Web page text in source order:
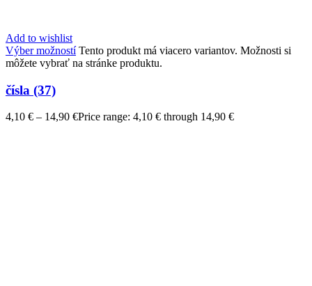
Add to wishlist
Výber možností Tento produkt má viacero variantov. Možnosti si
môžete vybrať na stránke produktu.
čísla (37)
4,10 € – 14,90 €Price range: 4,10 € through 14,90 €